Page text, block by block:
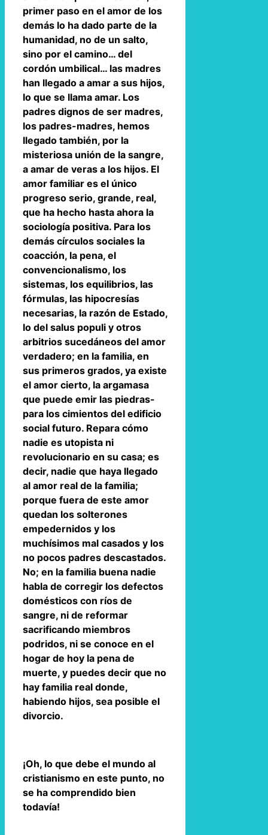
primer paso en el amor de los
demás lo ha dado parte de la
humanidad, no de un salto,
sino por el camino… del
cordón umbilical… las madres
han llegado a amar a sus hijos,
lo que se llama amar. Los
padres dignos de ser madres,
los padres-madres, hemos
llegado también, por la
misteriosa unión de la sangre,
a amar de veras a los hijos. El
amor familiar es el único
progreso serio, grande, real,
que ha hecho hasta ahora la
sociología positiva. Para los
demás círculos sociales la
coacción, la pena, el
convencionalismo, los
sistemas, los equilibrios, las
fórmulas, las hipocresías
necesarias, la razón de Estado,
lo del salus populi y otros
arbitrios sucedáneos del amor
verdadero; en la familia, en
sus primeros grados, ya existe
el amor cierto, la argamasa
que puede emir las piedras-
para los cimientos del edificio
social futuro. Repara cómo
nadie es utopista ni
revolucionario en su casa; es
decir, nadie que haya llegado
al amor real de la familia;
porque fuera de este amor
quedan los solterones
empedernidos y los
muchísimos mal casados y los
no pocos padres descastados.
No; en la familia buena nadie
habla de corregir los defectos
domésticos con ríos de
sangre, ni de reformar
sacrificando miembros
podridos, ni se conoce en el
hogar de hoy la pena de
muerte, y puedes decir que no
hay familia real donde,
habiendo hijos, sea posible el
divorcio.
¡Oh, lo que debe el mundo al
cristianismo en este punto, no
se ha comprendido bien
todavía!